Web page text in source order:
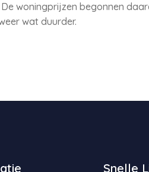
woningprijzen begonnen
wat duurder.
Snelle